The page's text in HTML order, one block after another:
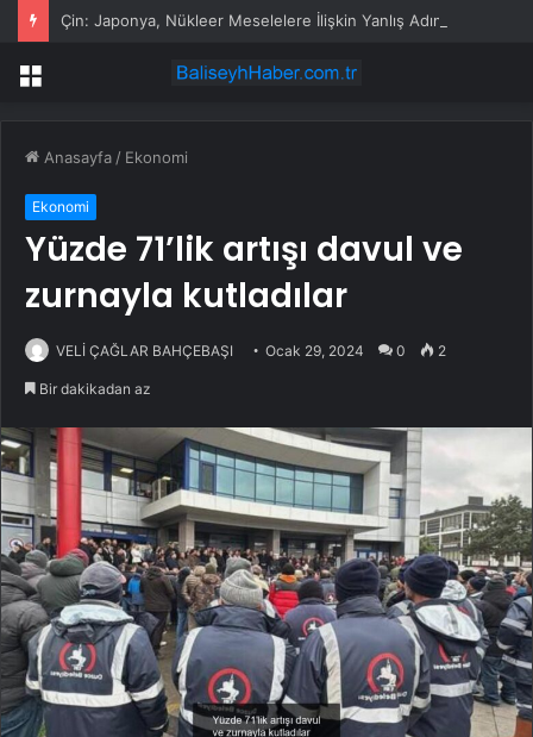
Menü
Anasayfa / Ekonomi
Ekonomi
Yüzde 71’lik artışı davul ve
zurnayla kutladılar
VELİ ÇAĞLAR BAHÇEBAŞI Ocak 29, 2024 0 2
Bir dakikadan az